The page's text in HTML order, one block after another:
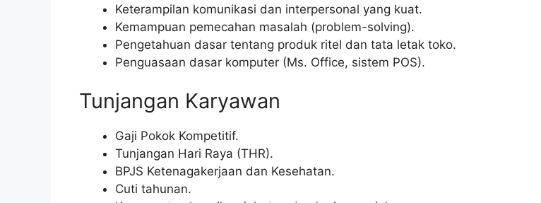
Keterampilan komunikasi dan interpersonal yang kuat.
Kemampuan pemecahan masalah (problem-solving).
Pengetahuan dasar tentang produk ritel dan tata letak toko.
Penguasaan dasar komputer (Ms. Office, sistem POS).
Tunjangan Karyawan
Gaji Pokok Kompetitif.
Tunjangan Hari Raya (THR).
BPJS Ketenagakerjaan dan Kesehatan.
Cuti tahunan.